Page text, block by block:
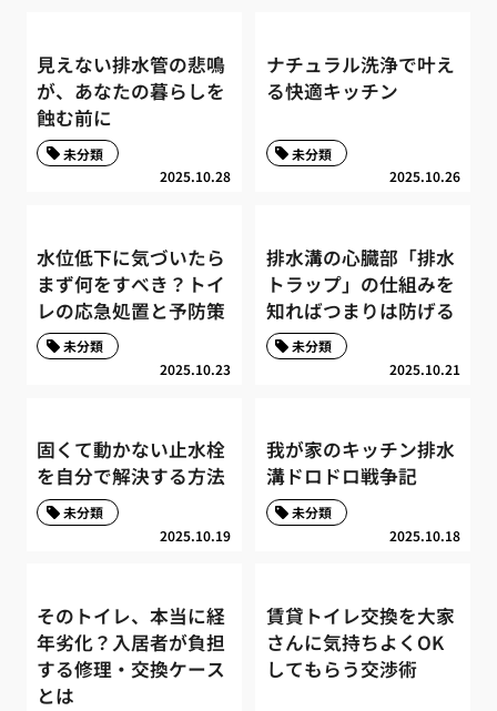
見えない排水管の悲鳴
が、あなたの暮らしを
蝕む前に
2025.10.28
未分類
ナチュラル洗浄で叶え
る快適キッチン
2025.10.26
未分類
水位低下に気づいたら
まず何をすべき？トイ
レの応急処置と予防策
2025.10.23
未分類
排水溝の心臓部「排水
トラップ」の仕組みを
知ればつまりは防げる
2025.10.21
未分類
固くて動かない止水栓
を自分で解決する方法
2025.10.19
未分類
我が家のキッチン排水
溝ドロドロ戦争記
2025.10.18
未分類
そのトイレ、本当に経
年劣化？入居者が負担
する修理・交換ケース
とは
賃貸トイレ交換を大家
さんに気持ちよくOK
してもらう交渉術